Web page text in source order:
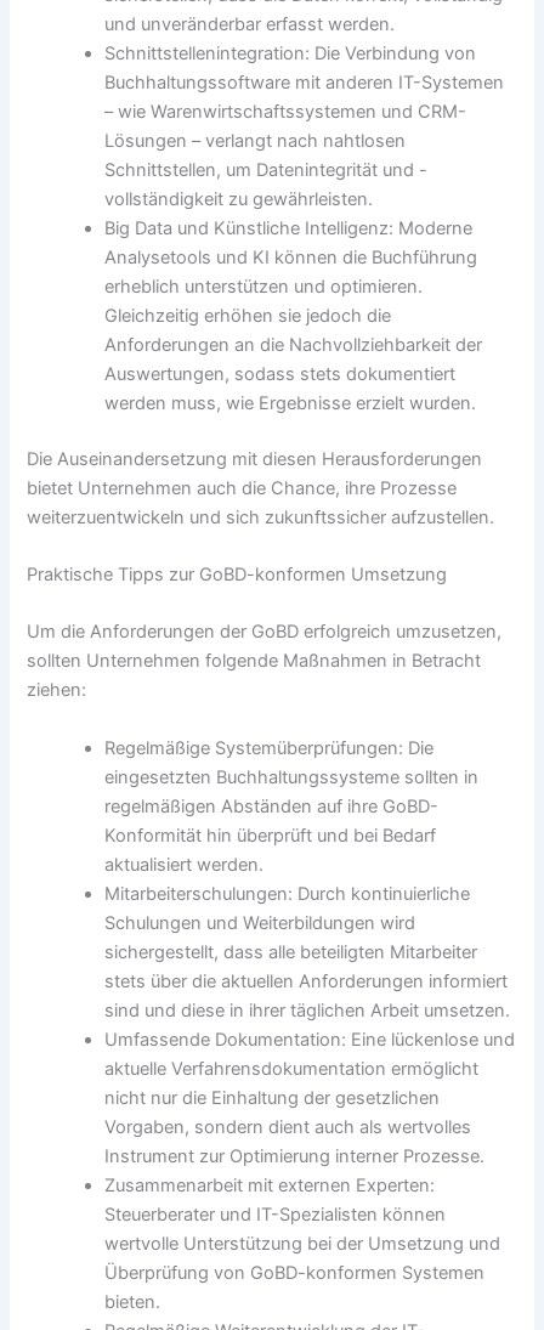
und unveränderbar erfasst werden.
Schnittstellenintegration: Die Verbindung von
Buchhaltungssoftware mit anderen IT-Systemen
– wie Warenwirtschaftssystemen und CRM-
Lösungen – verlangt nach nahtlosen
Schnittstellen, um Datenintegrität und -
vollständigkeit zu gewährleisten.
Big Data und Künstliche Intelligenz: Moderne
Analysetools und KI können die Buchführung
erheblich unterstützen und optimieren.
Gleichzeitig erhöhen sie jedoch die
Anforderungen an die Nachvollziehbarkeit der
Auswertungen, sodass stets dokumentiert
werden muss, wie Ergebnisse erzielt wurden.
Die Auseinandersetzung mit diesen Herausforderungen
bietet Unternehmen auch die Chance, ihre Prozesse
weiterzuentwickeln und sich zukunftssicher aufzustellen.
Praktische Tipps zur GoBD-konformen Umsetzung
Um die Anforderungen der GoBD erfolgreich umzusetzen,
sollten Unternehmen folgende Maßnahmen in Betracht
ziehen:
Regelmäßige Systemüberprüfungen: Die
eingesetzten Buchhaltungssysteme sollten in
regelmäßigen Abständen auf ihre GoBD-
Konformität hin überprüft und bei Bedarf
aktualisiert werden.
Mitarbeiterschulungen: Durch kontinuierliche
Schulungen und Weiterbildungen wird
sichergestellt, dass alle beteiligten Mitarbeiter
stets über die aktuellen Anforderungen informiert
sind und diese in ihrer täglichen Arbeit umsetzen.
Umfassende Dokumentation: Eine lückenlose und
aktuelle Verfahrensdokumentation ermöglicht
nicht nur die Einhaltung der gesetzlichen
Vorgaben, sondern dient auch als wertvolles
Instrument zur Optimierung interner Prozesse.
Zusammenarbeit mit externen Experten:
Steuerberater und IT-Spezialisten können
wertvolle Unterstützung bei der Umsetzung und
Überprüfung von GoBD-konformen Systemen
bieten.